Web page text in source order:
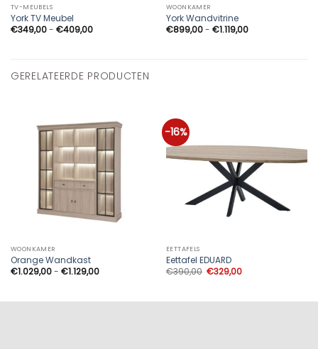
TV-MEUBELS
York TV Meubel
€349,00- €409,00Prijsklasse:
€349,00
WOONKAMER
York Wandvitrine
€899,00- €1.119,00Prijsklasse:
€899,00
GERELATEERDE PRODUCTEN
WOONKAMER
Orange Wandkast
€1.029,00- €1.129,00Prijsklasse:
-16%
EETTAFELS
Eettafel EDUARD
€390,00 Oorspronkelijke
€329,00Huidige